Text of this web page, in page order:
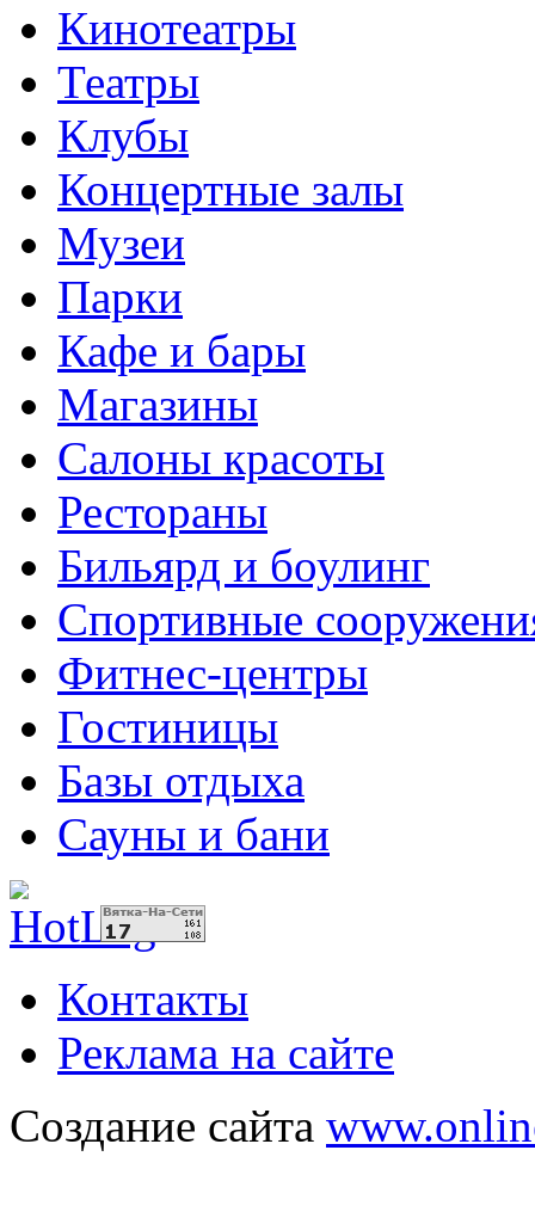
Кинотеатры
Театры
Клубы
Концертные залы
Музеи
Парки
Кафе и бары
Магазины
Салоны красоты
Рестораны
Бильярд и боулинг
Спортивные
Фитнес-центры
Гостиницы
Базы отдыха
Сауны и бани
Контакты
Реклама на сайте
Создание сайта